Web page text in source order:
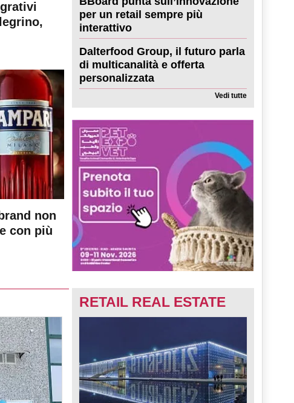
non
con più
per un retail sempre più
interattivo
Dalterfood Group, il futuro parla
di multicanalità e offerta
personalizzata
Vedi tutte
RETAIL REAL ESTATE